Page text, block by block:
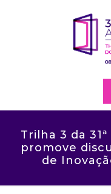
Trilha 3 da
promove
de